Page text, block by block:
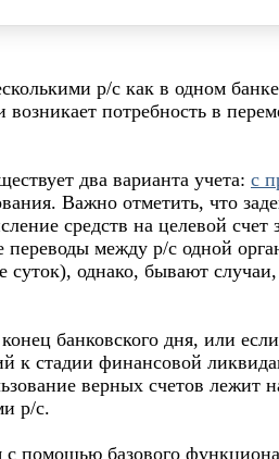
р/с как в одном
потребность в
два варианта учета: с
Важно отметить, что
средств на целевой счет
переводы между р/с одной
однако, бывают случаи,
банковского дня, или
к стадии финансовой
верных счетов лежит
р/с.
с помощью базового